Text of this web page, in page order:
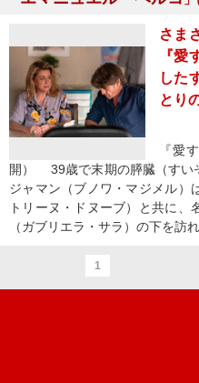
さま
『愛
した
とり
『愛
開） 39歳で末期の膵臓（すい
ジャマン（ブノワ・マジメル）
トリーヌ・ドヌーブ）と共に
（ガブリエラ・サラ）の下を訪
1